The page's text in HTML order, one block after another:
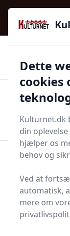
Kulturnet - Alt
2016
97 kategorier 👍
Start søgning
tilbud
Dette
cookies
Kulturnet.dk
din
hjælper os
behov og
Ved at
automatisk,
mere om